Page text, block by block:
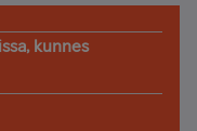
kunnes